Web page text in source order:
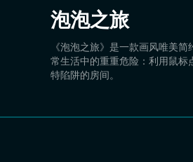
泡泡之旅
《泡泡之旅》是一款画风唯美
常生活中的重重危险：利用鼠标
特陷阱的房间。